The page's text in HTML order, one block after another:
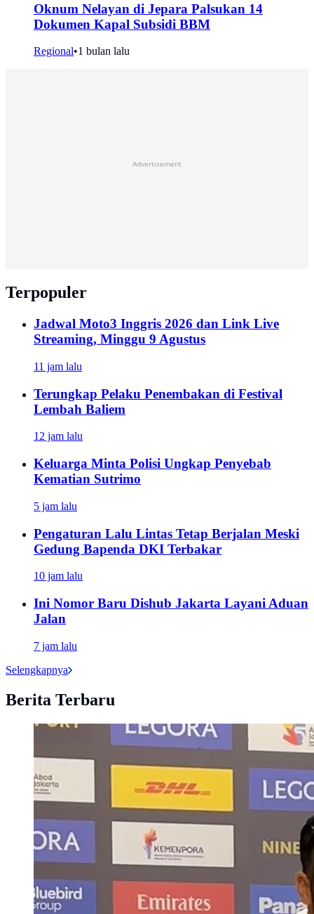
Oknum Nelayan di Jepara Palsukan 14
Dokumen Kapal Subsidi BBM
Regional•1 bulan lalu
Advertisement
Terpopuler
Jadwal Moto3 Inggris 2026 dan Link Live
Streaming, Minggu 9 Agustus
11 jam lalu
Terungkap Pelaku Penembakan di Festival
Lembah Baliem
12 jam lalu
Keluarga Minta Polisi Ungkap Penyebab
Kematian Sutrimo
5 jam lalu
Pengaturan Lalu Lintas Tetap Berjalan Meski
Gedung Bapenda DKI Terbakar
10 jam lalu
Ini Nomor Baru Dishub Jakarta Layani Aduan
Jalan
7 jam lalu
Selengkapnya
Berita Terbaru